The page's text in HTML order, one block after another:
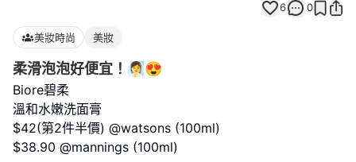
6 0
美妝時尚 美妝
柔滑泡泡好便宜！🧖‍♀️😍
Biore碧柔
溫和水嫩洗面膏
$42(第2件半價) @watsons (100ml)
$38.90 @mannings (100ml)